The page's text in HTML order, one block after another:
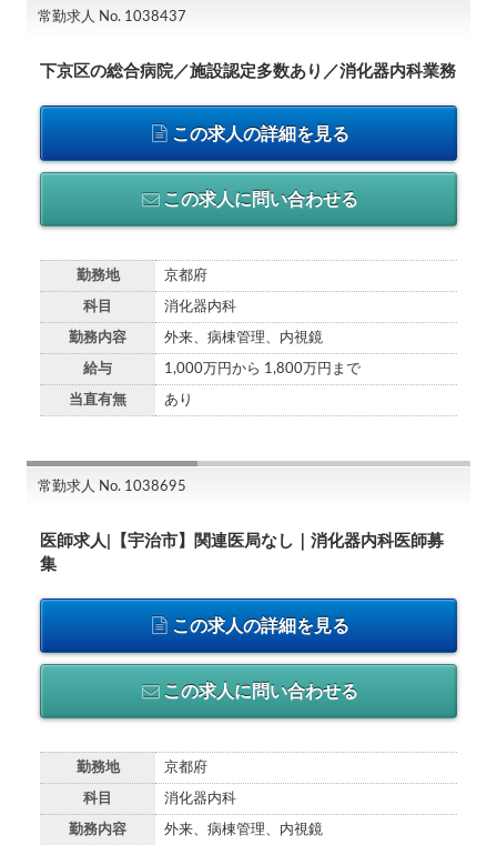
常勤求人 No. 1038437
下京区の総合病院／施設認定多数あり／消化器内科業務
この求人の詳細を見る
この求人に問い合わせる
勤務地 京都府
科目 消化器内科
勤務内容 外来、病棟管理、内視鏡
給与 1,000万円から 1,800万円まで
当直有無 あり
常勤求人 No. 1038695
医師求人|【宇治市】関連医局なし｜消化器内科医師募
集
この求人の詳細を見る
この求人に問い合わせる
勤務地 京都府
科目 消化器内科
勤務内容 外来、病棟管理、内視鏡